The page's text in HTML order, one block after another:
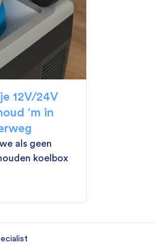
12V/24V
‘m in
als geen
koelbox